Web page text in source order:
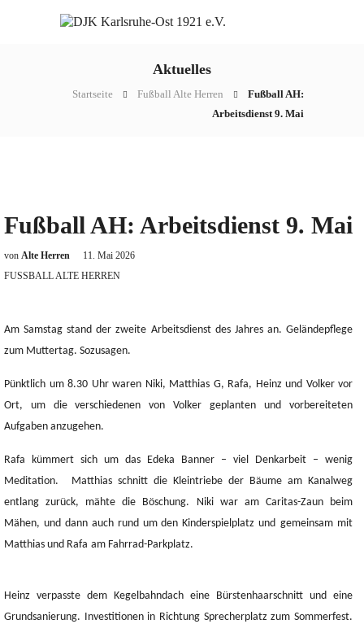
Aktuelles
Startseite Fußball Alte Herren
Fußball AH:
Arbeitsdienst 9. Mai
Fußball AH: Arbeitsdienst 9. Mai
von Alte Herren
11. Mai 2026
FUSSBALL ALTE HERREN
Am Samstag stand der zweite Arbeitsdienst des Jahres an. Geländepflege
zum Muttertag. Sozusagen.
Pünktlich um 8.30 Uhr waren Niki, Matthias G, Rafa, Heinz und Volker vor
Ort, um die verschiedenen von Volker geplanten
und vorbereiteten
Aufgaben anzugehen.
Rafa kümmert sich um das Edeka Banner – viel Denkarbeit – wenig
Meditation.
Matthias schnitt die Kleintriebe der Bäume am Kanalweg
entlang zurück, mähte die Böschung.
Niki war am Caritas-Zaun beim
Mähen, und dann auch rund um den Kinderspielplatz und gemeinsam mit
Matthias und Rafa am Fahrrad-Parkplatz.
Heinz verpasste dem Kegelbahndach eine Bürstenhaarschnitt und eine
Grundsanierung. Investitionen in Richtung Sprecherplatz zum Sommerfest.